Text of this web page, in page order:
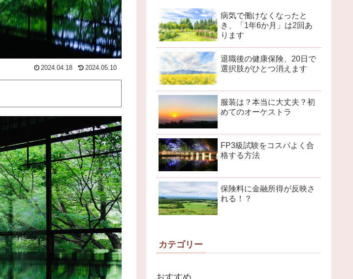
2024.04.18 2024.05.10
病気で働けなくなったと
き、「1年6か月」は2回あ
ります
退職後の健康保険、20日で
選択肢がひとつ消えます
服装は？本当に大丈夫？初
めてのオーケストラ
FP3級試験をコスパよく合
格する方法
保険料に金融所得が反映さ
れる！？
カテゴリー
おすすめ